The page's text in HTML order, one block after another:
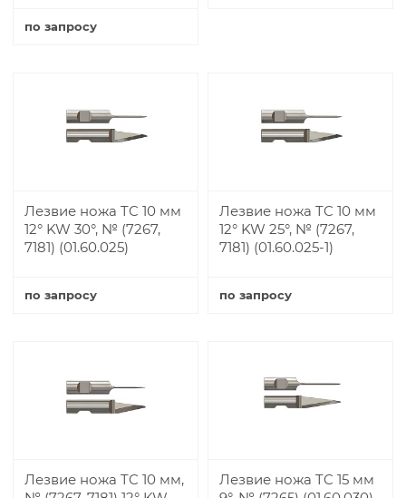
по запросу
Лезвие ножа TC 10 мм
12° KW 30°, № (7267,
7181) (01.60.025)
по запросу
Лезвие ножа TC 10 мм
12° KW 25°, № (7267,
7181) (01.60.025-1)
по запросу
Лезвие ножа TC 10 мм,
Лезвие ножа TC 15 мм